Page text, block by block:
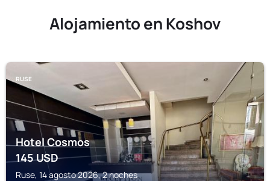
Alojamiento en Koshov
RUSE
Hotel Cosmos
145USD
Ruse, 14 agosto 2026, 2 noches